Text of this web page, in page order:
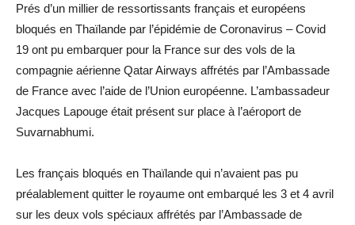
Prés d’un millier de ressortissants français et européens
bloqués en Thaïlande par l’épidémie de Coronavirus – Covid
19 ont pu embarquer pour la France sur des vols de la
compagnie aérienne Qatar Airways affrétés par l’Ambassade
de France avec l’aide de l’Union européenne. L’ambassadeur
Jacques Lapouge était présent sur place à l’aéroport de
Suvarnabhumi.
Les français bloqués en Thaïlande qui n’avaient pas pu
préalablement quitter le royaume ont embarqué les 3 et 4 avril
sur les deux vols spéciaux affrétés par l’Ambassade de